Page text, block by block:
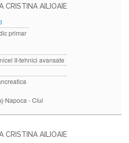
CRISTINA AILIOAIE
primar
II-tehnici avansate
Napoca - Clui
CRISTINA AILIOAIE